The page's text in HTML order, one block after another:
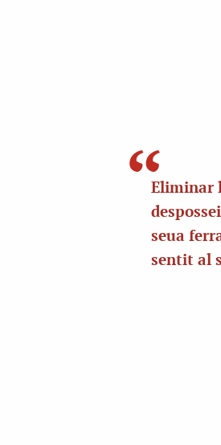
Eliminar
seua
sentit al